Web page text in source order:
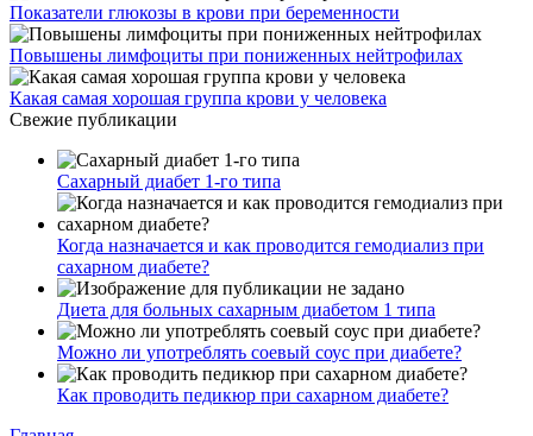
Показатели глюкозы в крови при беременности
Повышены лимфоциты при пониженных нейтрофилах
Какая самая хорошая группа крови у человека
Свежие публикации
Сахарный диабет 1-го типа
Когда назначается и как проводится гемодиализ при
сахарном диабете?
Диета для больных сахарным диабетом 1 типа
Можно ли употреблять соевый соус при диабете?
Как проводить педикюр при сахарном диабете?